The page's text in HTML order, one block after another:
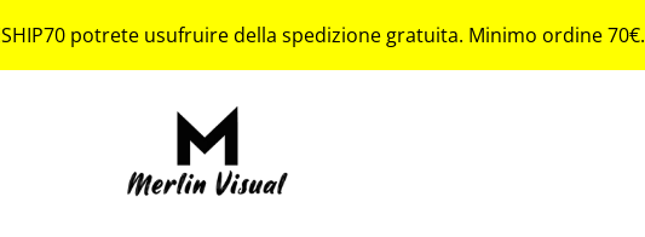
potrete usufruire della spedizione gratuita. Minimo ordine 70€.